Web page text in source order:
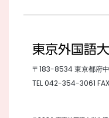
東京外国語
〒183-8534 東京都府
TEL042-354-3061